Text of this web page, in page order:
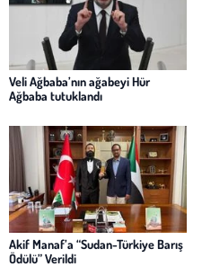
Veli Ağbaba’nın ağabeyi Hür
Ağbaba tutuklandı
Akif Manaf’a “Sudan-Türkiye Barış
Ödülü” Verildi